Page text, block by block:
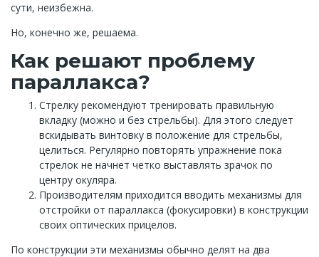
сути, неизбежна.
Но, конечно же, решаема.
Как решают проблему
параллакса?
Стрелку рекомендуют тренировать правильную
вкладку (можно и без стрельбы). Для этого следует
вскидывать винтовку в положение для стрельбы,
целиться. Регулярно повторять упражнение пока
стрелок не начнет четко выставлять зрачок по
центру окуляра.
Производителям приходится вводить механизмы для
отстройки от параллакса (фокусировки) в конструкции
своих оптических прицелов.
По конструкции эти механизмы обычно делят на два